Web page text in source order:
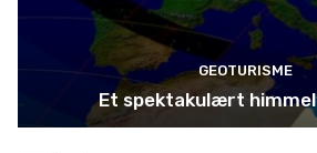
GEOTURISME
Et spektakulært